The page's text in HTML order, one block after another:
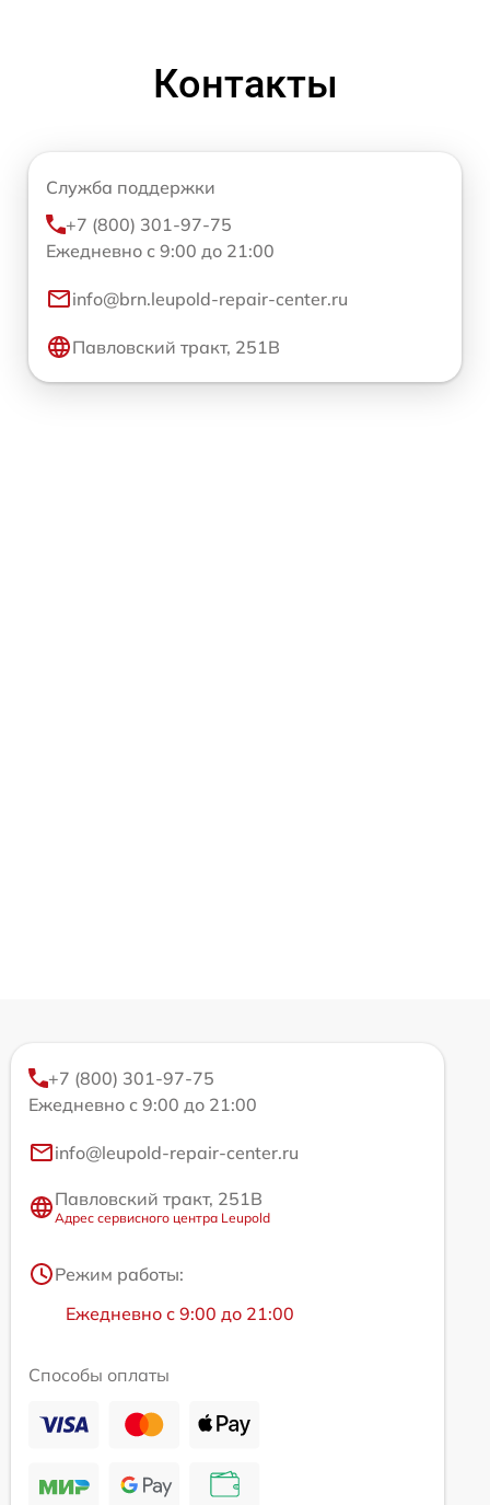
Контакты
Служба поддержки
+7 (800) 301-97-75
Ежедневно с 9:00 до 21:00
info@brn.leupold-repair-center.ru
Павловский тракт, 251В
+7 (800) 301-97-75
Ежедневно с 9:00 до 21:00
info@leupold-repair-center.ru
Павловский тракт, 251В
Адрес сервисного центра Leupold
Режим работы:
Ежедневно с 9:00 до 21:00
Способы оплаты